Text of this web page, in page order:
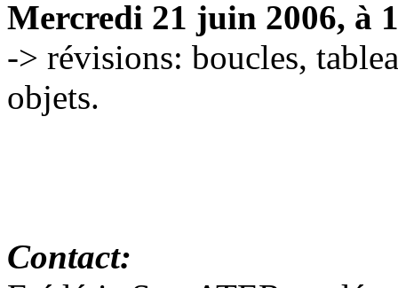
Mercredi 21 juin 2006, à
-> révisions: boucles,
objets.
Contact: